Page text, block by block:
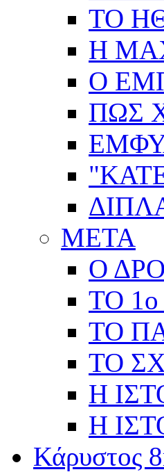
ΤΟ
Η
Ο
ΠΩΣ
ΜΕΤΑ
Ο
ΤΟ
ΤΟ
ΤΟ
Η
Η
Κάρυστος